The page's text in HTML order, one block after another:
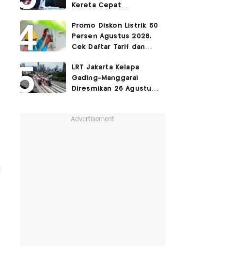
Kereta Cepat
Surabaya
Promo Diskon Listrik 50
Persen Agustus 2026,
Cek Daftar Tarif dan
LRT Jakarta Kelapa
Gading-Manggarai
Diresmikan 26 Agustus
Advertisement